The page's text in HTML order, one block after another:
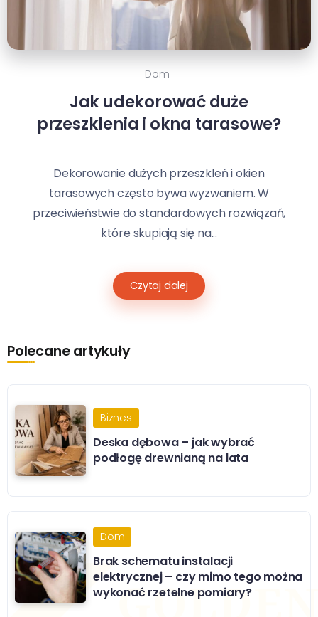
Dom
Jak udekorować duże
przeszklenia i okna tarasowe?
Dekorowanie dużych przeszkleń i okien
tarasowych często bywa wyzwaniem. W
przeciwieństwie do standardowych rozwiązań,
które skupiają się na...
Czytaj dalej
Polecane artykuły
Biznes
Deska dębowa – jak wybrać
podłogę drewnianą na lata
Dom
Brak schematu instalacji
elektrycznej – czy mimo tego można
wykonać rzetelne pomiary?